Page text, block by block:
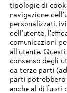
L’azienda
STIHL FAQ
tipologie di
navigazione
personalizzati,
dell’utente,
comunicazioni
all’utente.
consenso degli
da terze parti
parti
anche al di fuori